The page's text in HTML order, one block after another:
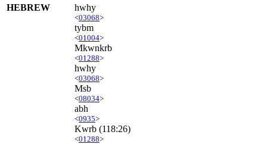
HEBREW hwhy
<03068>
tybm
<01004>
Mkwnkrb
<01288>
hwhy
<03068>
Msb
<08034>
abh
<0935>
Kwrb (118:26)
<01288>